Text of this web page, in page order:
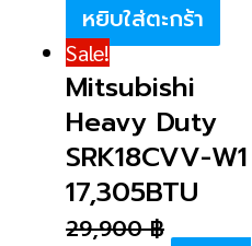
หยิบใส่ตะกร้า
Sale!
Mitsubishi
Heavy Duty
SRK18CVV-W1
17,305BTU
29,900฿